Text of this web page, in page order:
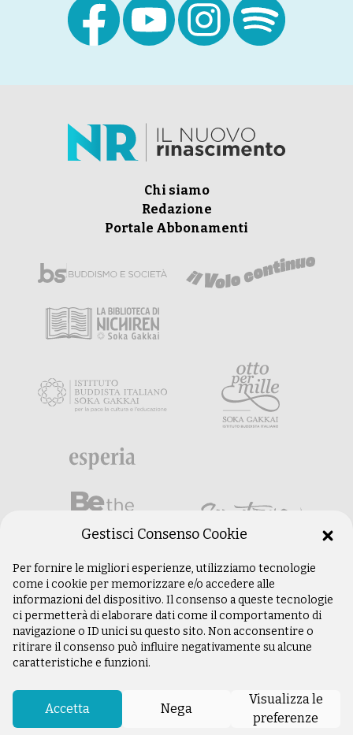
Chi siamo
Redazione
Portale Abbonamenti
©Copyright 2003 –
Italiano Soka Gakkai. Tutti i diritti riservati |
P.IVA: 04935120487 | Sede Legale: Firenze |
Privacy Policy
Gestisci Consenso Cookie
Per fornire le migliori esperienze, utilizziamo tecnologie
come i cookie per memorizzare e/o accedere alle
informazioni del dispositivo. Il consenso a queste tecnologie
ci permetterà di elaborare dati come il comportamento di
navigazione o ID unici su questo sito. Non acconsentire o
ritirare il consenso può influire negativamente su alcune
caratteristiche e funzioni.
Accetta Nega
Visualizza le
preferenze